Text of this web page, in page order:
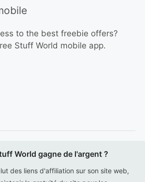
to the best freebie offers?
Stuff World mobile app.
World gagne de l'argent ?
des liens d'affiliation sur son site web,